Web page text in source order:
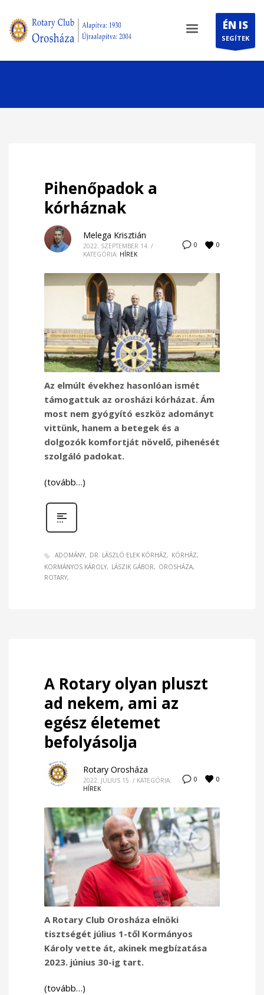
ÉN IS
SEGÍTEK
Pihenőpadok a
kórháznak
0 0
Melega Krisztián
2022. SZEPTEMBER 14. /
KATEGÓRIA: HÍREK
Az elmúlt évekhez hasonlóan ismét
támogattuk az orosházi kórházat. Ám
most nem gyógyító eszköz adományt
vittünk, hanem a betegek és a
dolgozók komfortját növelő, pihenését
szolgáló padokat.
(tovább…)
ADOMÁNY DR. LÁSZLÓ ELEK KÓRHÁZ
KÓRHÁZ
KORMÁNYOS KÁROLY
LÁSZIK GÁBOR
OROSHÁZA
ROTARY
A Rotary olyan pluszt
ad nekem, ami az
egész életemet
befolyásolja
0 0
Rotary Orosháza
2022. JÚLIUS 15. / KATEGÓRIA:
HÍREK
A Rotary Club Orosháza elnöki
tisztségét július 1-től Kormányos
Károly vette át, akinek megbízatása
2023. június 30-ig tart.
(tovább…)